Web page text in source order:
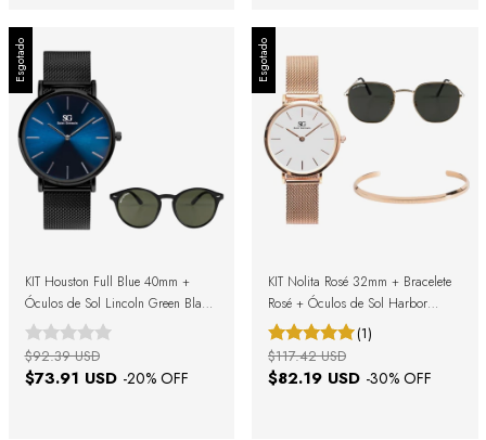
Esgotado
KIT Houston Full Blue 40mm +
Óculos de Sol Lincoln Green Black
+ Caixa de Presente
$73.91 USD -20% OFF
$92.39 USD
Esgotado
KIT Nolita Rosé 32mm + Bracelete
Rosé + Óculos de Sol Harbor
Green Gold + Caixa de Presente
(1)
$82.19 USD -30% OFF
$117.42 USD